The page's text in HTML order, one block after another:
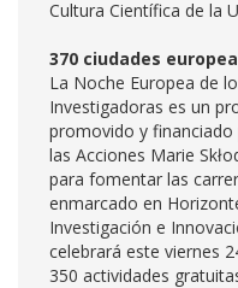
Cultura Científica de la
370 ciudades
La Noche Europea de
Investigadoras es un
promovido y
las Acciones Marie
para fomentar las
enmarcado en
Investigación e
celebrará este viernes
350 actividades